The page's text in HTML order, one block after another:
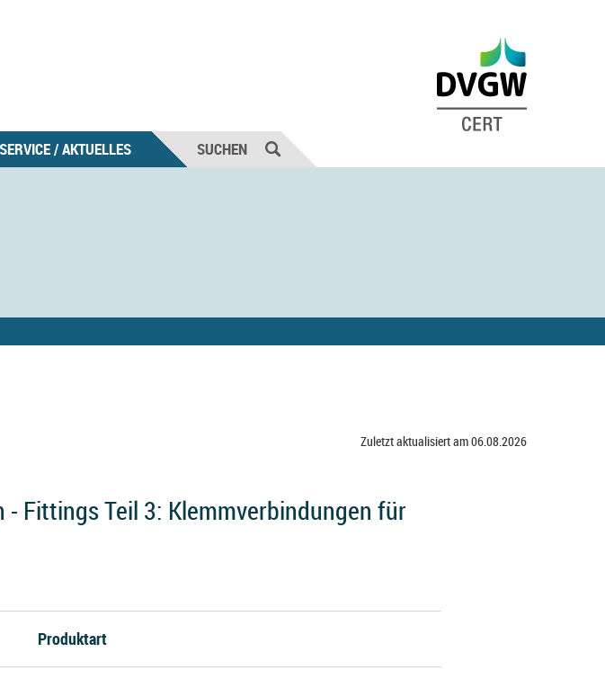
SERVICE / AKTUELLES SUCHEN
Zuletzt aktualisiert am 06.08.2026
Fittings Teil 3: Klemmverbindungen für
Produktart